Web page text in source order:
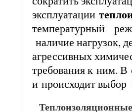
эксплуатации
температурный
наличие нагрузок,
агрессивных
требования к ним. В
и происходит выбор